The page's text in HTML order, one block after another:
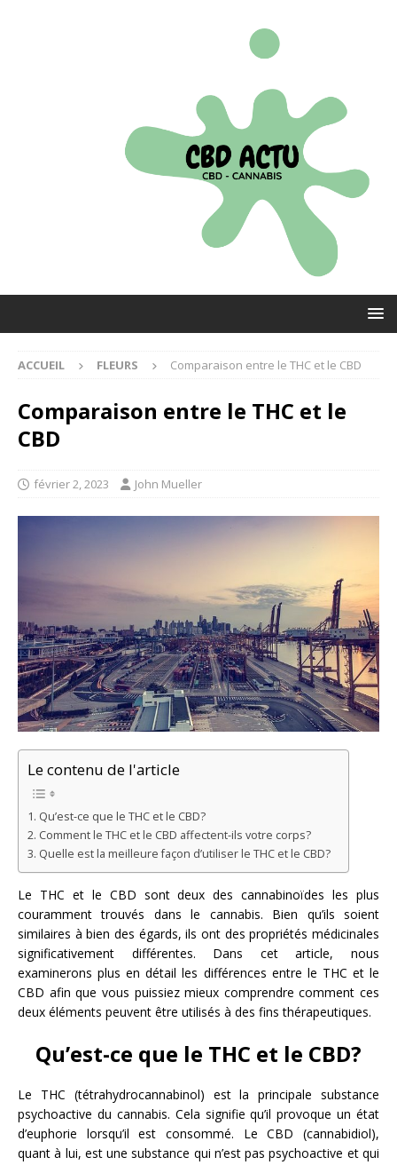
ACCUEIL FLEURS Comparaison entre le THC et le CBD
Comparaison entre le THC et le
CBD
février 2, 2023 John Mueller
Le contenu de l'article
Qu’est-ce que le THC et le CBD?
Comment le THC et le CBD affectent-ils votre corps?
Quelle est la meilleure façon d’utiliser le THC et le CBD?
Le THC et le CBD sont deux des cannabinoïdes les plus
couramment trouvés dans le cannabis. Bien qu’ils soient
similaires à bien des égards, ils ont des propriétés médicinales
significativement différentes. Dans cet article, nous
examinerons plus en détail les différences entre le THC et le
CBD afin que vous puissiez mieux comprendre comment ces
deux éléments peuvent être utilisés à des fins thérapeutiques.
Qu’est-ce que le THC et le CBD?
Le THC (tétrahydrocannabinol) est la principale substance
psychoactive du cannabis. Cela signifie qu’il provoque un état
d’euphorie lorsqu’il est consommé. Le CBD (cannabidiol),
quant à lui, est une substance qui n’est pas psychoactive et qui